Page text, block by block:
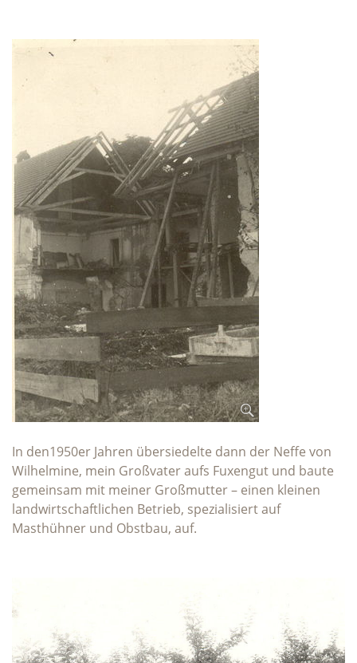
In den1950er Jahren übersiedelte dann der Neffe von
Wilhelmine, mein Großvater aufs Fuxengut und baute
gemeinsam mit meiner Großmutter – einen kleinen
landwirtschaftlichen Betrieb, spezialisiert auf
Masthühner und Obstbau, auf.